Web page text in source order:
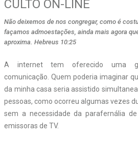
CULTO ON-LINE
Não deixemos de nos congregar, como é
façamos admoestações, ainda mais agora
aproxima. Hebreus 10:25
A internet tem oferecido uma
comunicação. Quem poderia imaginar
da minha casa seria assistido
pessoas, como ocorreu algumas vezes
sem a necessidade da parafernália
emissoras de TV.